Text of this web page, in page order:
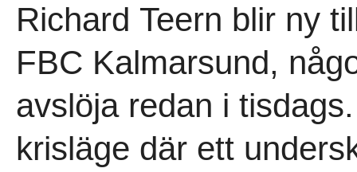
Richard Teern blir ny
FBC Kalmarsund,
avslöja redan i
krisläge där ett